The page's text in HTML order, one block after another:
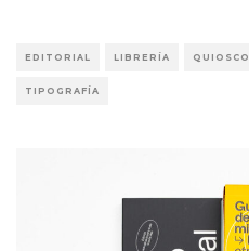
EDITORIAL LIBRERÍA QUIOSCO
TIPOGRAFÍA